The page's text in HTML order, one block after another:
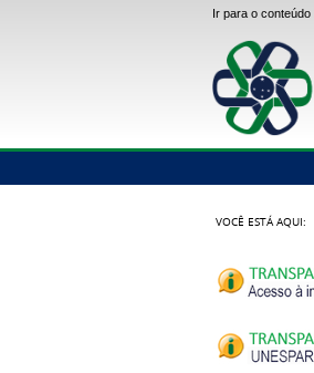
Ir para o conteúdo
VOCÊ ESTÁ AQUI: